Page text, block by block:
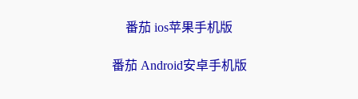
番茄 ios苹果手机版
番茄 Android安卓手机版